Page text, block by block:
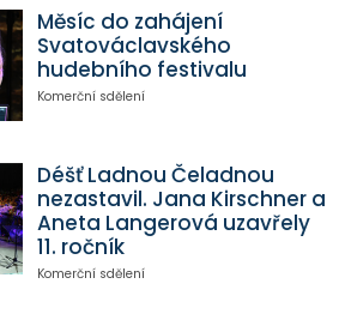
Měsíc do zahájení
Svatováclavského
hudebního festivalu
Komerční sdělení
Déšť Ladnou Čeladnou
nezastavil. Jana Kirschner a
Aneta Langerová uzavřely
11. ročník
Komerční sdělení